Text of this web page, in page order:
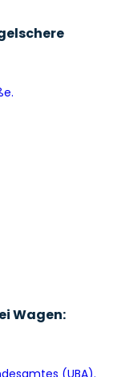
Wagen: